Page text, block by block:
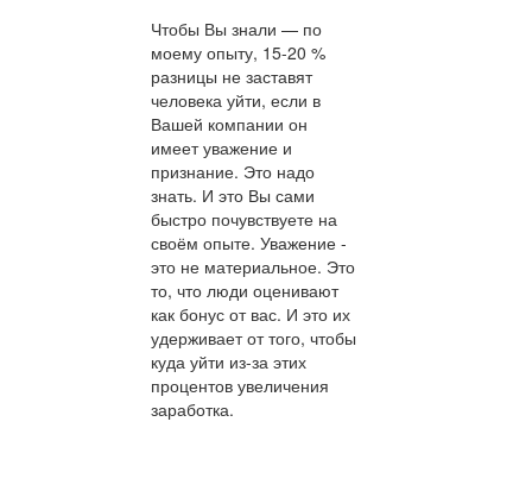
Чтобы Вы знали — по
моему опыту, 15-20 %
разницы не заставят
человека уйти, если в
Вашей компании он
имеет уважение и
признание. Это надо
знать. И это Вы сами
быстро почувствуете на
своём опыте. Уважение -
это не материальное. Это
то, что люди оценивают
как бонус от вас. И это их
удерживает от того, чтобы
куда уйти из-за этих
процентов увеличения
заработка.